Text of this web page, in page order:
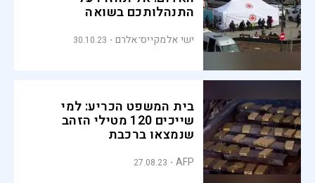
התנהלותכם בשואה
ישי אלמקייס־אלרם 30.10.23
בית המשפט הכריע: למי
שייכים 120 מטילי הזהב
שנמצאו ברכבת
AFP
27.08.23